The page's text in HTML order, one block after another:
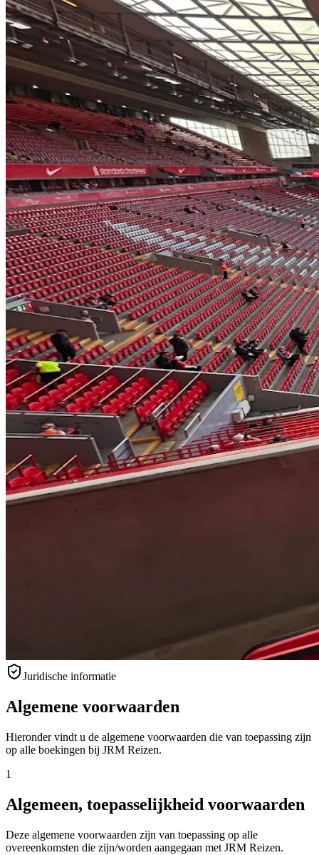
Juridische informatie
Algemene voorwaarden
Hieronder vindt u de algemene voorwaarden die van toepassing zijn
op alle boekingen bij JRM Reizen.
1
Algemeen, toepasselijkheid voorwaarden
Deze algemene voorwaarden zijn van toepassing op alle
overeenkomsten die zijn/worden aangegaan met JRM Reizen.